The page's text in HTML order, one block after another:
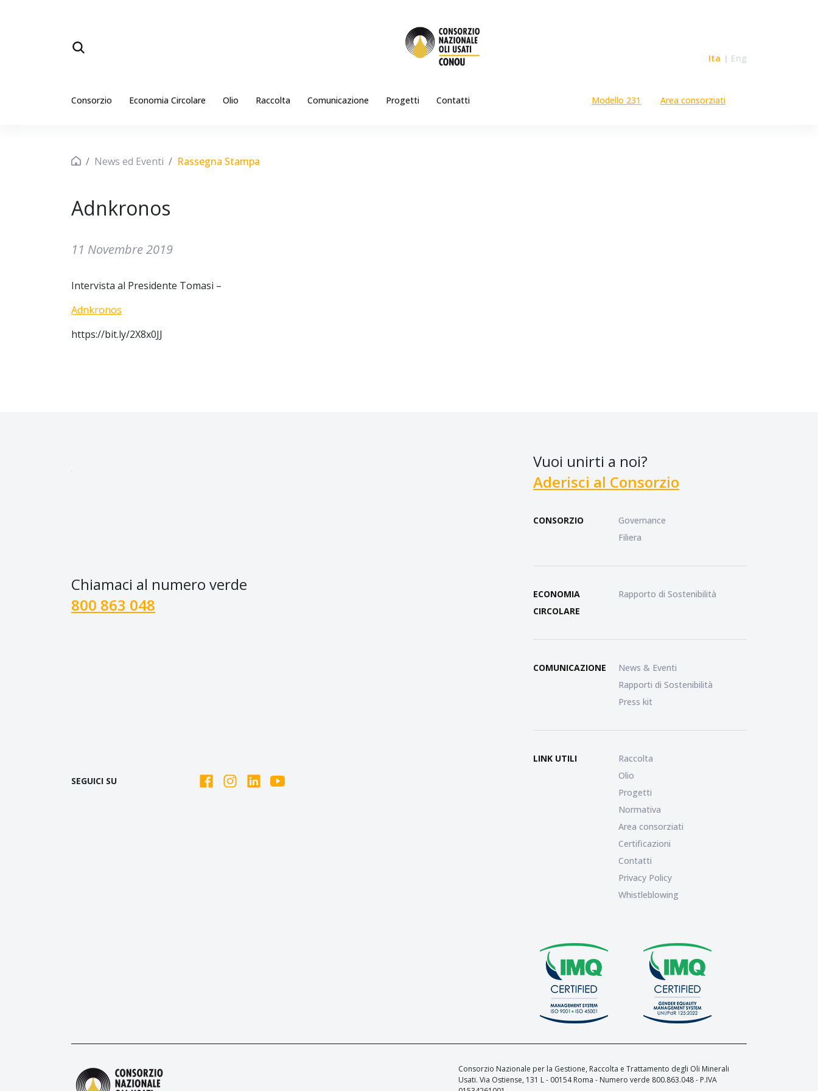
Ita Eng
Consorzio Economia Circolare Olio Raccolta Comunicazione Progetti Contatti Modello 231 Area consorziati
News ed Eventi Rassegna Stampa
Adnkronos
11 Novembre 2019
Intervista al Presidente Tomasi –
Adnkronos
https://bit.ly/2X8x0JJ
Chiamaci al numero verde
800 863 048
SEGUICI SU
Vuoi unirti a noi?
Aderisci al Consorzio
CONSORZIO
Governance
Filiera
ECONOMIA
CIRCOLARE
Rapporto di Sostenibilità
COMUNICAZIONE
News & Eventi
Rapporti di Sostenibilità
Press kit
LINK UTILI
Raccolta
Olio
Progetti
Normativa
Area consorziati
Certificazioni
Contatti
Privacy Policy
Whistleblowing
Consorzio Nazionale per la Gestione, Raccolta e Trattamento degli Oli Minerali
Usati. Via Ostiense, 131 L - 00154 Roma - Numero verde 800.863.048 - P.IVA